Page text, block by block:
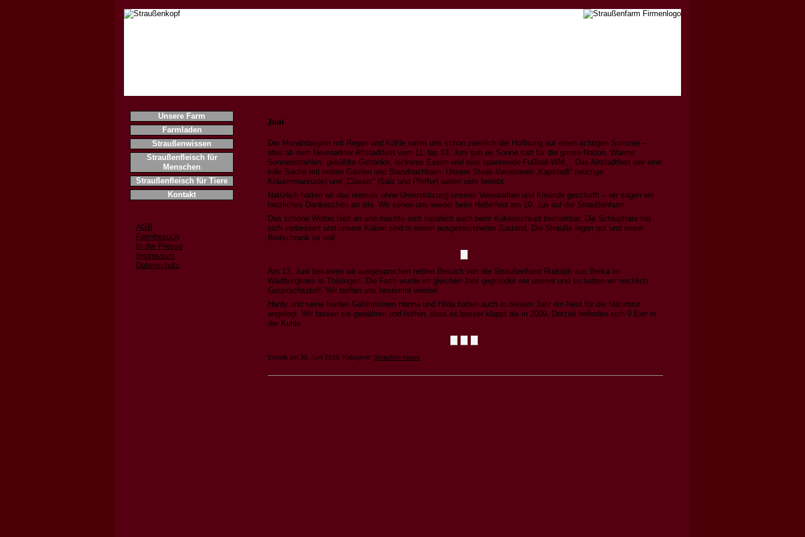
Unsere Farm
Farmladen
Straußenwissen
Straußenfleisch für
Menschen
Straußenfleisch für Tiere
Kontakt
AGB
Farmbesuch
In der Presse
Impressum
Datenschutz
Juni
Der Monatsbeginn mit Regen und Kühle nahm uns schon ziemlich die Hoffnung auf einen richtigen Sommer –
aber ab dem Neumarkter Altstadtfest vom 11. bis 13. Juni gab es Sonne satt für die ganze Nation. Warme
Sonnenstrahlen, gekühlte Getränke, leckeres Essen und eine spannende Fußball-WM… Das Altstadtfest war eine
tolle Sache mit netten Gästen und Standnachbarn. Unsere Steak-Variationen „Kapstadt“ (würzige
Kräutermarinade) und „Classic“ (Salz und Pfeffer) waren sehr beliebt.
Natürlich hätten wir das niemals ohne Unterstützung unserer Verwandten und Freunde geschafft – wir sagen ein
herzliches Dankeschön an alle. Wir sehen uns wieder beim Helferfest am 10. Juli auf der Straußenfarm.
Das schöne Wetter hielt an und machte sich natürlich auch beim Kükenschlupf bemerkbar. Die Schlupfrate hat
sich verbessert und unsere Küken sind in einem ausgezeichneten Zustand. Die Strauße legen gut und unser
Brutschrank ist voll.
Am 13. Juni bekamen wir ausgesprochen netten Besuch von der Straußenfarm Rudolph aus Berka im
Wartburgkreis in Thüringen. Die Farm wurde im gleichen Jahr gegründet wie unsere und so hatten wir reichlich
Gesprächsstoff. Wir treffen uns bestimmt wieder!
Hardy und seine beiden Gefährtinnen Hanna und Hilda haben auch in diesem Jahr ein Nest für die Naturbrut
angelegt. Wir lassen sie gewähren und hoffen, dass es besser klappt als in 2009. Derzeit befinden sich 9 Eier in
der Kuhle.
Erstellt am 30. Juni 2010, Kategorie: Straußen-News